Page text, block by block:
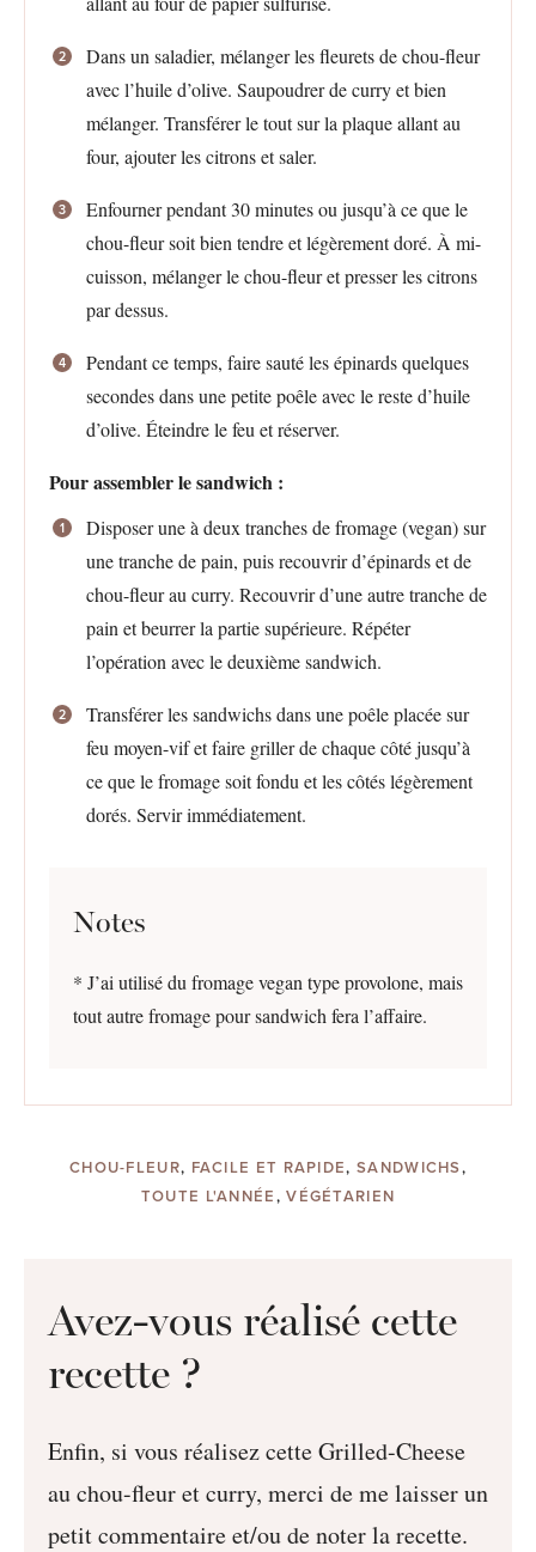
Dans un saladier, mélanger les fleurets de chou-fleur
avec l’huile d’olive. Saupoudrer de curry et bien
mélanger. Transférer le tout sur la plaque allant au
four, ajouter les citrons et saler.
Enfourner pendant 30 minutes ou jusqu’à ce que le
chou-fleur soit bien tendre et légèrement doré. À mi-
cuisson, mélanger le chou-fleur et presser les citrons
par dessus.
Pendant ce temps, faire sauté les épinards quelques
secondes dans une petite poêle avec le reste d’huile
d’olive. Éteindre le feu et réserver.
Pour assembler le sandwich :
Disposer une à deux tranches de fromage (vegan) sur
une tranche de pain, puis recouvrir d’épinards et de
chou-fleur au curry. Recouvrir d’une autre tranche de
pain et beurrer la partie supérieure. Répéter
l’opération avec le deuxième sandwich.
Transférer les sandwichs dans une poêle placée sur
feu moyen-vif et faire griller de chaque côté jusqu’à
ce que le fromage soit fondu et les côtés légèrement
dorés. Servir immédiatement.
Notes
* J’ai utilisé du fromage vegan type provolone, mais
tout autre fromage pour sandwich fera l’affaire.
CHOU-FLEUR, FACILE ET RAPIDE, SANDWICHS,
TOUTE L'ANNÉE,VÉGÉTARIEN
Avez-vous réalisé cette
recette ?
Enfin, si vous réalisez cette Grilled-Cheese
au chou-fleur et curry, merci de me laisser un
petit commentaire et/ou de noter la recette.